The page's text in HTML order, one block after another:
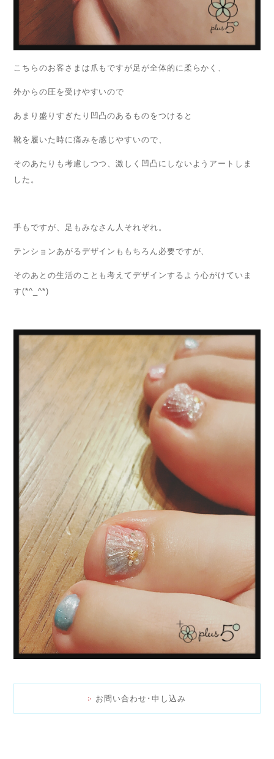
こちらのお客さまは爪もですが足が全体的に柔らかく、
外からの圧を受けやすいので
あまり盛りすぎたり凹凸のあるものをつけると
靴を履いた時に痛みを感じやすいので、
そのあたりも考慮しつつ、激しく凹凸にしないようアートしま
した。
手もですが、足もみなさん人それぞれ。
テンションあがるデザインももちろん必要ですが、
そのあとの生活のことも考えてデザインするよう心がけていま
す(*^_^*)
お問い合わせ･申し込み